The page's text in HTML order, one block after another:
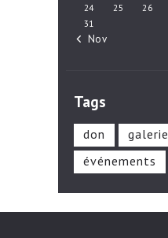
24
25 26
31
« Nov
Tags
don galerie
événements